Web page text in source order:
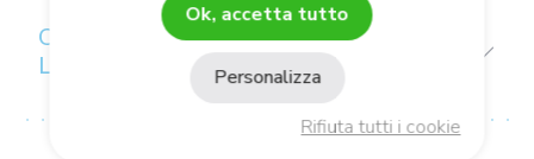
CONSIGLI PER
L'USO/CONSERVAZIONE
Ok, accetta tutto
Rifiuta tutti i cookie
Personalizza